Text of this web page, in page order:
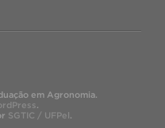
em Agronomia.
.
SGTIC / UFPel.